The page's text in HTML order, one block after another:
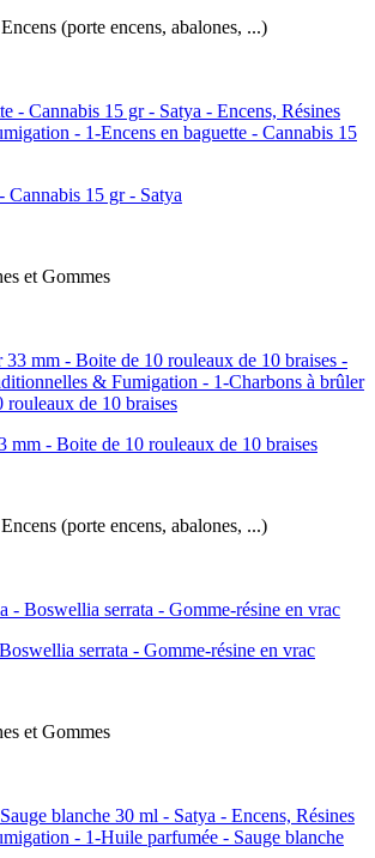
(porte encens, abalones, ...)
Cannabis 15 gr - Satya
et Gommes
mm - Boite de 10 rouleaux de 10 braises
(porte encens, abalones, ...)
serrata - Gomme-résine en vrac
et Gommes